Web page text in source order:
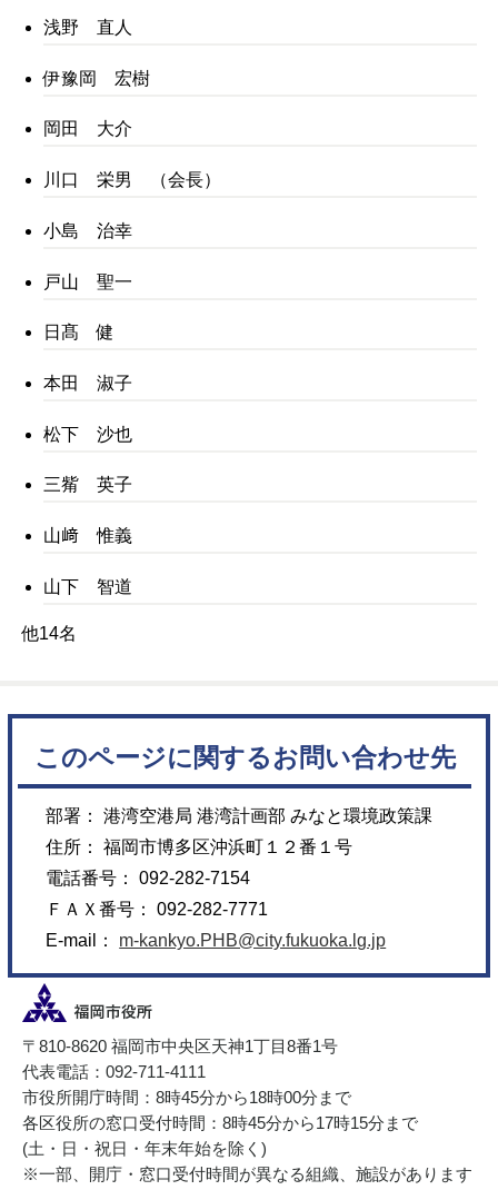
浅野 直人
伊豫岡 宏樹
岡田 大介
川口 栄男 （会長）
小島 治幸
戸山 聖一
日髙 健
本田 淑子
松下 沙也
三觜 英子
山﨑 惟義
山下 智道
他14名
このページに関するお問い合わせ先
部署： 港湾空港局 港湾計画部 みなと環境政策課
住所： 福岡市博多区沖浜町１２番１号
電話番号： 092-282-7154
ＦＡＸ番号： 092-282-7771
E-mail： m-kankyo.PHB@city.fukuoka.lg.jp
〒810-8620 福岡市中央区天神1丁目8番1号
代表電話：092-711-4111
市役所開庁時間：8時45分から18時00分まで
各区役所の窓口受付時間：8時45分から17時15分まで
(土・日・祝日・年末年始を除く)
※一部、開庁・窓口受付時間が異なる組織、施設があります